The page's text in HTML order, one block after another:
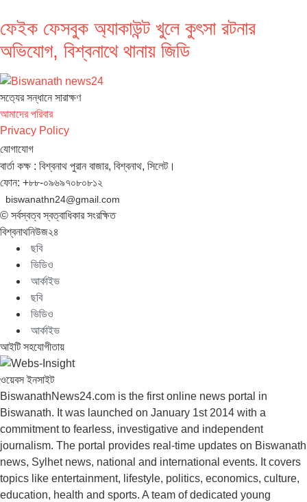
ফেইক ফেসবুক অ্যাকাউন্ট খুলে কুৎসা রটনার
অভিযোগ, বিশ্বনাথে থানায় জিডি
সত‌্যের সন্ধানে সারাক্ষণ
আমাদের পরিবার
Privacy Policy
যোগাযোগ
বার্তা কক্ষ : বিশ্বনাথ পুরান বাজার, বিশ্বনাথ, সিলেট।
ফোন: +৮৮-০৯৬৯৭০৮০৮১২
biswanathn24@gmail.com
© সর্বস্বত্ব স্বত্বাধিকার সংরক্ষিত
বিশ্বনাথনিউজ২৪
ছবি
ভিডিও
আর্কাইভ
ছবি
ভিডিও
আর্কাইভ
আইটি সহযোগীতায়
ওয়েবস ইনসাইট
BiswanathNews24.com is the first online news portal in
Biswanath. It was launched on January 1st 2014 with a
commitment to fearless, investigative and independent
journalism. The portal provides real-time updates on Biswanath
news, Sylhet news, national and international events. It covers
topics like entertainment, lifestyle, politics, economics, culture,
education, health and sports. A team of dedicated young